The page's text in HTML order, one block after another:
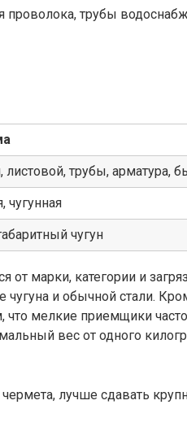
проволока, трубы
листовой, трубы, арматура,
чугунная
чугун
марки, категории и
и обычной стали.
что мелкие приемщики
вес от одного
лучше сдавать